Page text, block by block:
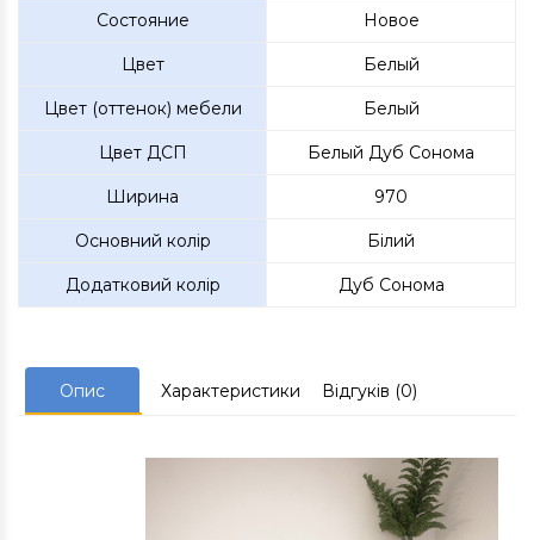
Состояние Новое
Цвет Белый
Цвет (оттенок) мебели Белый
Цвет ДСП Белый Дуб Сонома
Ширина 970
Основний колір Білий
Додатковий колір Дуб Сонома
Опис Характеристики Відгуків (0)